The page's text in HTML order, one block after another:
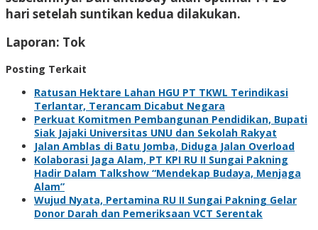
hari setelah suntikan kedua dilakukan.
Laporan: Tok
Posting Terkait
Ratusan Hektare Lahan HGU PT TKWL Terindikasi
Terlantar, Terancam Dicabut Negara
Perkuat Komitmen Pembangunan Pendidikan, Bupati
Siak Jajaki Universitas UNU dan Sekolah Rakyat
Jalan Amblas di Batu Jomba, Diduga Jalan Overload
Kolaborasi Jaga Alam, PT KPI RU II Sungai Pakning
Hadir Dalam Talkshow “Mendekap Budaya, Menjaga
Alam”
Wujud Nyata, Pertamina RU II Sungai Pakning Gelar
Donor Darah dan Pemeriksaan VCT Serentak